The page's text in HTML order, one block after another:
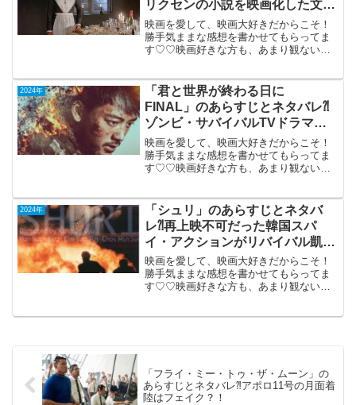
リクセンの小説を映画化した文芸
作。
映画を愛して、映画大好きだからこそ！
勝手気ままな感想を書かせてもらってま
す♡♡映画好きな方も、あまり観ない方
1987年制作2016年4月9日公開（102分）
デ...
2024年
「君と世界が終わる日に
FINAL」のあらすじとネタバレ⁈
ゾンビ・サバイバルTVドラマの
劇場版。
映画を愛して、映画大好きだからこそ！
勝手気ままな感想を書かせてもらってま
す♡♡映画好きな方も、あまり観ない方
2024年1月26日公開（115分）ゾンビ・
サ...
2024年
「シュリ」のあらすじとネタバ
レ⁈再上映不可だった韓国スパ
イ・アクションがリバイバル凱
旋。
映画を愛して、映画大好きだからこそ！
勝手気ままな感想を書かせてもらってま
す♡♡映画好きな方も、あまり観ない方
「フライ・ミー・トゥ・ザ・ムーン」の
あらすじとネタバレ⁈アポロ11号の月面着
陸はフェイク？！